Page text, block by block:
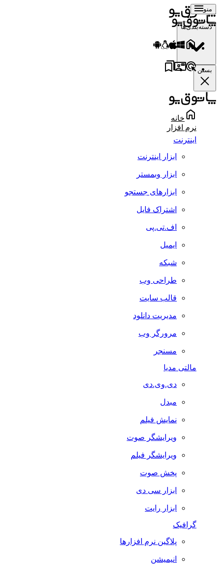
منو
دسته‌بندی‌ها
بستن
خانه
نرم افزار
اینترنت
ابزار اینترنت
ابزار وبمستر
ابزارهای جستجو
اشتراک فایل
اف.تی.پی
ایمیل
شبکه
طراحی وب
قالب سایت
مدیریت دانلود
مرورگر وب
مسنجر
مالتی مدیا
دی.وی.دی
مبدل
نمایش فیلم
ویرایشگر صوت
ویرایشگر فیلم
پخش صوت
ابزار سی دی
ابزار رایت
گرافیک
پلاگین نرم افزارها
انیمیشن